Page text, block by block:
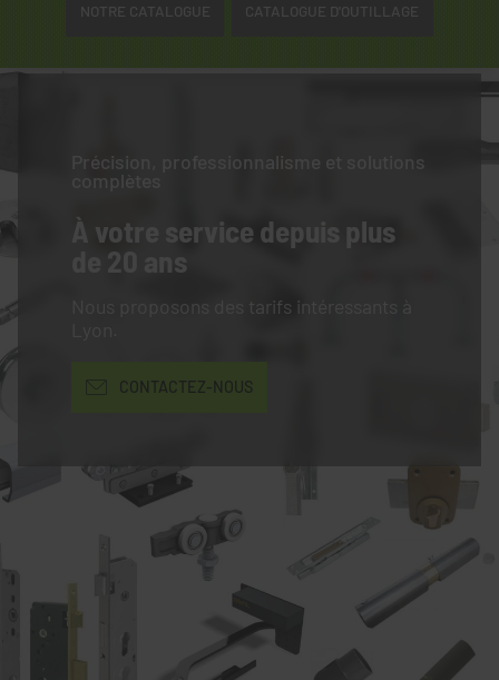
NOTRE CATALOGUE CATALOGUE D'OUTILLAGE
Précision, professionnalisme et solutions
complètes
À votre service depuis plus
de 20 ans
Nous proposons des tarifs intéressants à
CONTACTEZ-NOUS